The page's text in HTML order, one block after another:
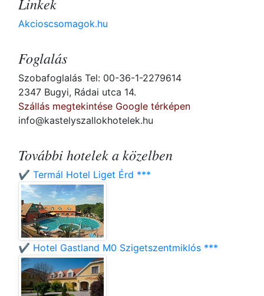
Akcioscsomagok.hu
Foglalás
Szobafoglalás Tel: 00-36-1-2279614
2347 Bugyi, Rádai utca 14.
Szállás megtekintése Google térképen
info@kastelyszallokhotelek.hu
További hotelek a közelben
✔️ Termál Hotel Liget Érd ***
✔️ Hotel Gastland M0 Szigetszentmiklós ***